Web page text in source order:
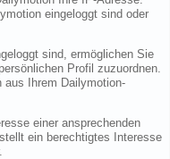
eingeloggt sind oder
sind, ermöglichen Sie
Profil zuzuordnen.
aus Ihrem Dailymotion-
einer ansprechenden
ein berechtigtes Interesse